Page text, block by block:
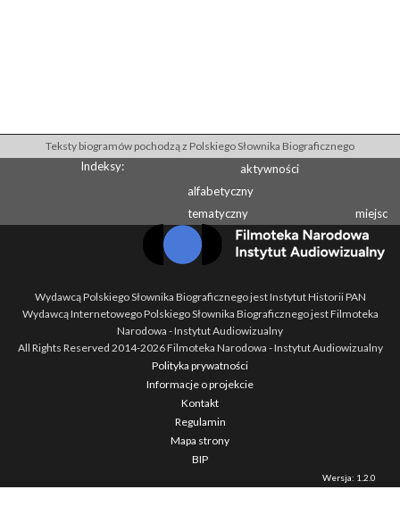
Teksty biogramów pochodzą z Polskiego Słownika Biograficznego
Indeksy:
aktywności
alfabetyczny
tematyczny
miejsc
Wydawcą Polskiego Słownika Biograficznego jest Instytut Historii PAN
Wydawcą Internetowego Polskiego Słownika Biograficznego jest Filmoteka
Narodowa - Instytut Audiowizualny
All Rights Reserved 2014-2026Filmoteka Narodowa - Instytut Audiowizualny
Polityka prywatności
Informacje o projekcie
Kontakt
Regulamin
Mapa strony
BIP
Wersja: 1.2.0